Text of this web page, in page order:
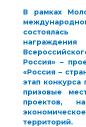
В рамках
состоялась
Россия» –
«Россия –
этап конкурса
призовые
проектов,
территорий.